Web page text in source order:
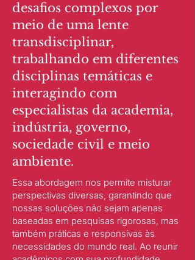
desafios complexos por
meio de uma lente
transdisciplinar,
trabalhando em diferentes
disciplinas temáticas e
interagindo com
especialistas da academia,
indústria, governo,
sociedade civil e meio
ambiente.
Essa abordagem nos permite misturar
perspectivas diversas, garantindo que
nossas soluções não sejam apenas
baseadas em pesquisas rigorosas, mas
também práticas e responsivas às
necessidades do mundo real. Ao reunir